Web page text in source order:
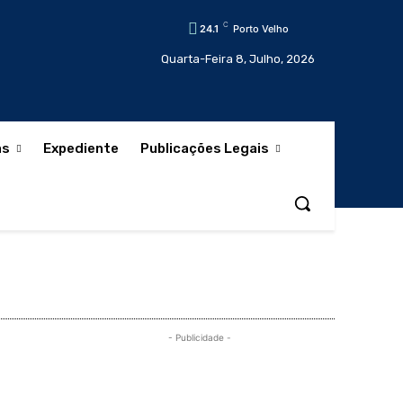
24.1 C Porto Velho
Quarta-Feira 8, Julho, 2026
Expediente Publicações Legais
- Publicidade -